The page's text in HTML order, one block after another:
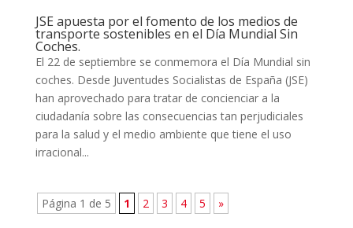
JSE apuesta por el fomento de los medios de
transporte sostenibles en el Día Mundial Sin
Coches.
El 22 de septiembre se conmemora el Día Mundial sin
coches. Desde Juventudes Socialistas de España (JSE)
han aprovechado para tratar de concienciar a la
ciudadanía sobre las consecuencias tan perjudiciales
para la salud y el medio ambiente que tiene el uso
irracional...
Página 1 de 5 1 2 3 4 5 »